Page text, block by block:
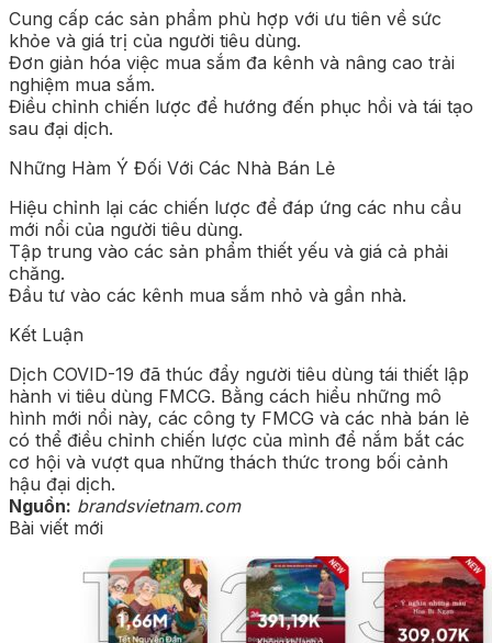
Cung cấp các sản phẩm phù hợp với ưu tiên về sức
khỏe và giá trị của người tiêu dùng.
Đơn giản hóa việc mua sắm đa kênh và nâng cao trải
nghiệm mua sắm.
Điều chỉnh chiến lược để hướng đến phục hồi và tái tạo
sau đại dịch.
Những Hàm Ý Đối Với Các Nhà Bán Lẻ
Hiệu chỉnh lại các chiến lược để đáp ứng các nhu cầu
mới nổi của người tiêu dùng.
Tập trung vào các sản phẩm thiết yếu và giá cả phải
chăng.
Đầu tư vào các kênh mua sắm nhỏ và gần nhà.
Kết Luận
Dịch COVID-19 đã thúc đẩy người tiêu dùng tái thiết lập
hành vi tiêu dùng FMCG. Bằng cách hiểu những mô
hình mới nổi này, các công ty FMCG và các nhà bán lẻ
có thể điều chỉnh chiến lược của mình để nắm bắt các
cơ hội và vượt qua những thách thức trong bối cảnh
hậu đại dịch.
Nguồn: brandsvietnam.com
Bài viết mới